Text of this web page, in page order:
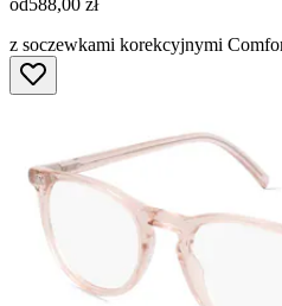
od588,00 zł
z soczewkami korekcyjnymi